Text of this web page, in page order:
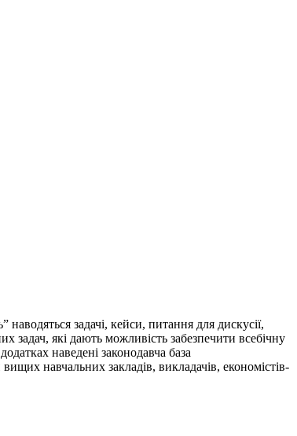
задачі, кейси, питання для дискусії,
задач, які дають можливість забезпечити всебічну
наведені законодавча база
навчальних закладів, викладачів, економістів-